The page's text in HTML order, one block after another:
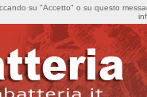
su "Accetto" o su questo